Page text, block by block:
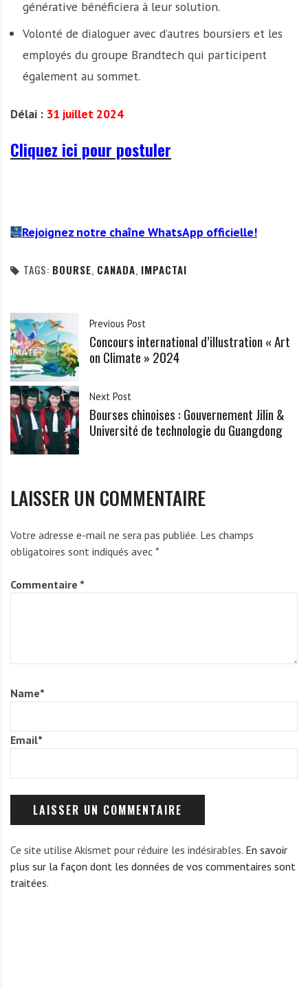
générative bénéficiera à leur solution.
Volonté de dialoguer avec d’autres boursiers et les
employés du groupe Brandtech qui participent
également au sommet.
Délai : 31 juillet 2024
Cliquez ici pour postuler
Rejoignez notre chaîne WhatsApp officielle!
TAGS: BOURSE, CANADA, IMPACTAI
Previous Post
Concours international d’illustration « Art
on Climate » 2024
Next Post
Bourses chinoises : Gouvernement Jilin &
Université de technologie du Guangdong
LAISSER UN COMMENTAIRE
Votre adresse e-mail ne sera pas publiée. Les champs
obligatoires sont indiqués avec *
Commentaire *
Name*
Email*
Ce site utilise Akismet pour réduire les indésirables. En savoir
plus sur la façon dont les données de vos commentaires sont
traitées.